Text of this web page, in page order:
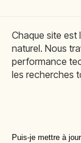
Chaque site est
naturel. Nous
performance
les recherches
Puis-je mettre à